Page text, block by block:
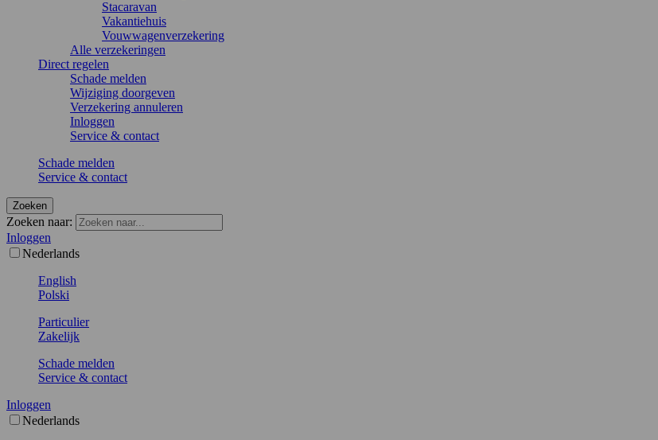
Stacaravan
Vakantiehuis
Vouwwagenverzekering
Alle verzekeringen
Direct regelen
Schade melden
Wijziging doorgeven
Verzekering annuleren
Inloggen
Service & contact
Schade melden
Service & contact
Zoeken
Zoeken naar:
Inloggen
Nederlands
English
Polski
Particulier
Zakelijk
Schade melden
Service & contact
Inloggen
Nederlands